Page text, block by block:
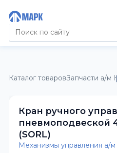
Каталог товаровЗапчасти а/м
Кран ручного
пневмоподвеской
(SORL)
Механизмы управления а/